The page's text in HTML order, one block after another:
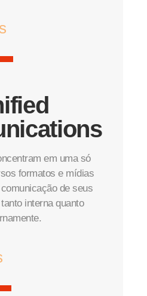
em uma só
formatos e mídias
de seus
interna quanto